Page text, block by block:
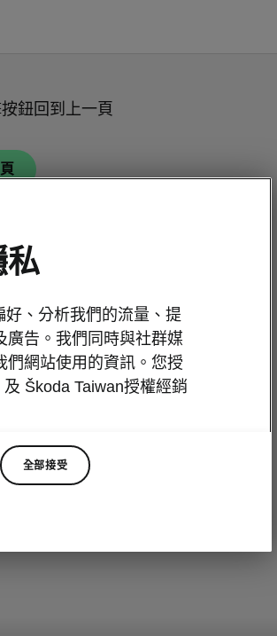
鈕回到上一頁
私
、分析我們的流量、提
廣告。我們同時與社群媒
們網站使用的資訊。您授
Škoda Taiwan授權經銷
全部接受